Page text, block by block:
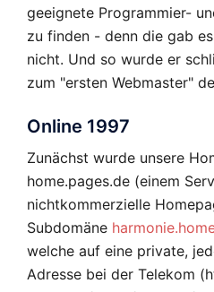
geeignete Programmier-
zu finden - denn die gab
nicht. Und so wurde er
zum "ersten Webmaster"
Online 1997
Zunächst wurde unsere
home.pages.de (einem
nichtkommerzielle
Subdomäne
welche auf eine private,
Adresse bei der Telekom